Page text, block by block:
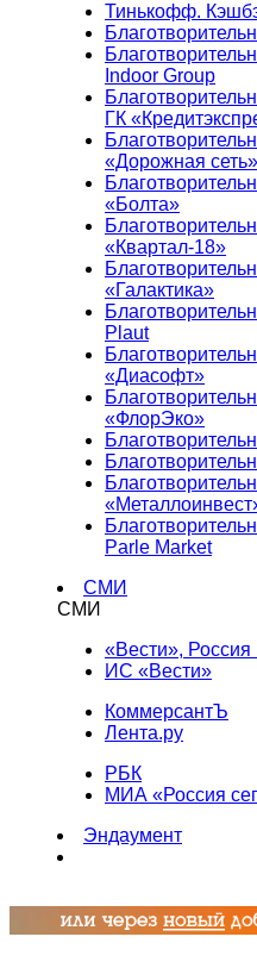
Тинькофф.
Indoor Group
ГК
«Дорожная сеть»
«Болта»
«Квартал-18»
«Галактика»
Plaut
«Диасофт»
«ФлорЭко»
Parle Market
СМИ
СМИ
«Вести», Россия
ИС «Вести»
КоммерсантЪ
Лента.ру
РБК
МИА «Россия
Эндаумент